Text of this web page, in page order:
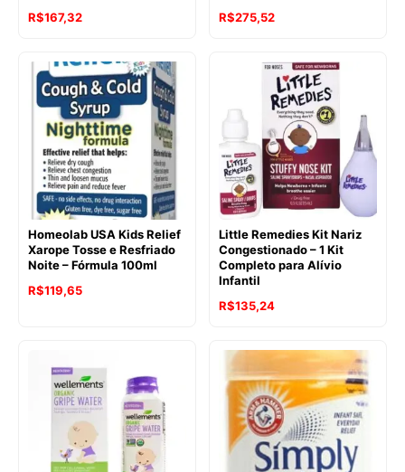
O
original
era:
R$177,03.
R$167,32O
atual
é:
R$167,32.
R$275,52
Homeolab USA Kids Relief
Xarope Tosse e Resfriado
Noite – Fórmula 100ml
O
R$152,09.
R$119,65O
R$119,65.
Little Remedies Kit Nariz
Congestionado – 1 Kit
Completo para Alívio
Infantil
R$135,24